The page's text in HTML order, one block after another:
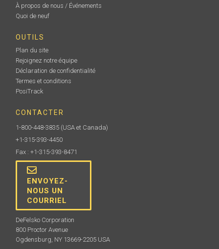
À propos de nous / Événements
Quoi de neuf
OUTILS
Plan du site
Rejoignez notre équipe
Déclaration de confidentialité
Termes et conditions
PosiTrack
CONTACTER
1-800-448-3835 (USA et Canada)
+1-315-393-4450
Fax : +1-315-393-8471
ENVOYEZ-
NOUS UN
COURRIEL
DeFelsko Corporation
800 Proctor Avenue
Ogdensburg, NY 13669-2205 USA